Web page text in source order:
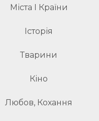
Міста І Країни
Історія
Тварини
Кіно
Любов, Кохання